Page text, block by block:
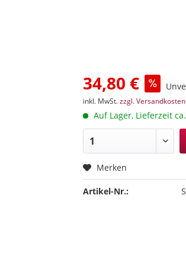
34,80 €
inkl. MwSt.zzgl. Versandkosten
Auf Lager, Lieferzeit
Merken
Artikel-Nr.: